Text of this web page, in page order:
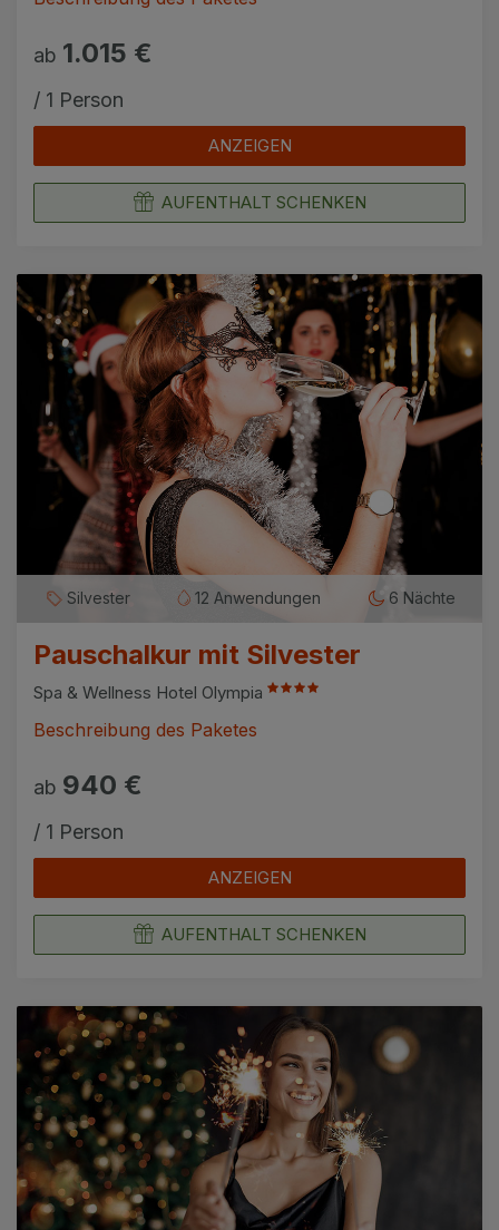
ab 1.015 €
/ 1 Person
ANZEIGEN
AUFENTHALT SCHENKEN
Silvester 12 Anwendungen 6 Nächte
Pauschalkur mit Silvester
Spa & Wellness Hotel Olympia
Beschreibung des Paketes
ab 940 €
/ 1 Person
ANZEIGEN
AUFENTHALT SCHENKEN